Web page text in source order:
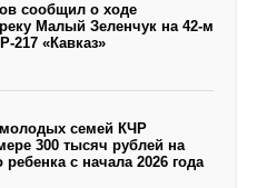
сообщил о ходе
Малый Зеленчук на 42-м
217 «Кавказ»
молодых семей КЧР
300 тысяч рублей на
с начала 2026 года